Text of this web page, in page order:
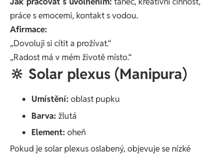
práce s emocemi, kontakt s vodou.
Afirmace:
„Dovoluji si cítit a prožívat.“
„Radost má v mém životě místo.“
🔆 Solar plexus (Manipura)
Umístění: oblast pupku
Barva: žlutá
Element: oheň
Pokud je solar plexus oslabený, objevuje se nízké